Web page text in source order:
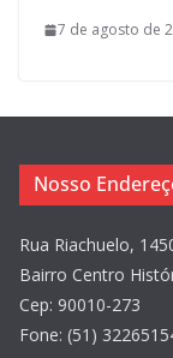
7 de agosto de
Nosso
Rua Riachuelo,
Bairro Centro
Cep: 90010-273
Fone: (51)